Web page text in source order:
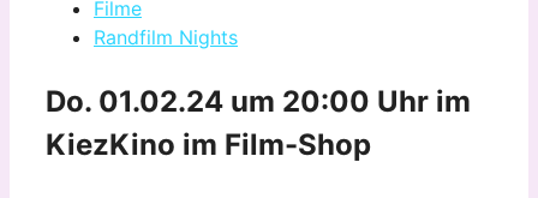
Filme
Randfilm Nights
Do. 01.02.24 um 20:00 Uhr im
KiezKino im Film-Shop